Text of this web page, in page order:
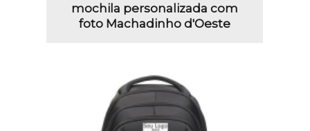
mochila personalizada com
foto Machadinho d'Oeste